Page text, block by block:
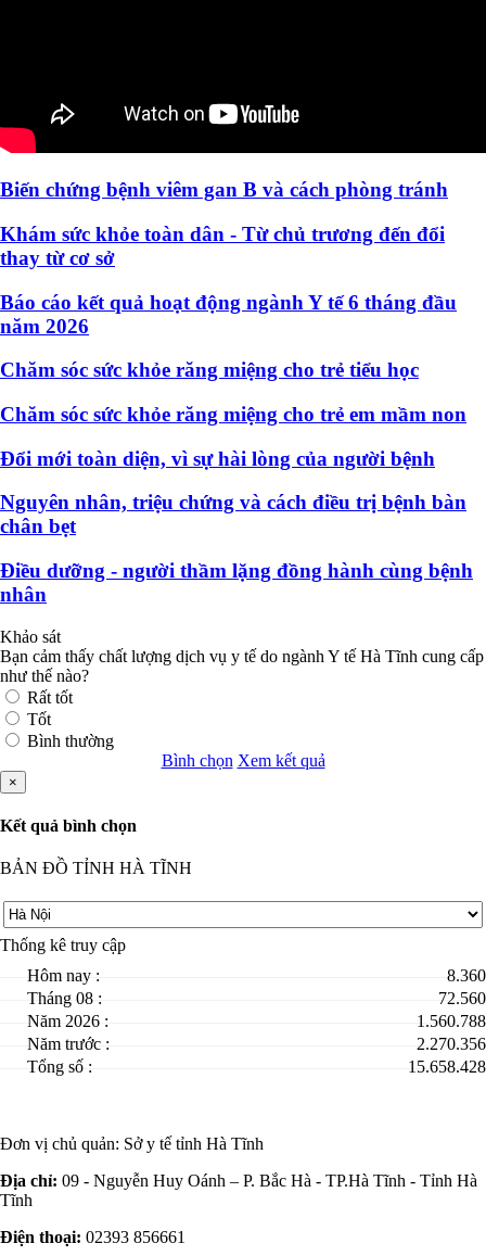
Biến chứng bệnh viêm gan B và cách phòng tránh
Khám sức khỏe toàn dân - Từ chủ trương đến đổi
thay từ cơ sở
Báo cáo kết quả hoạt động ngành Y tế 6 tháng đầu
năm 2026
Chăm sóc sức khỏe răng miệng cho trẻ tiểu học
Chăm sóc sức khỏe răng miệng cho trẻ em mầm non
Đổi mới toàn diện, vì sự hài lòng của người bệnh
Nguyên nhân, triệu chứng và cách điều trị bệnh bàn
chân bẹt
Điều dưỡng - người thầm lặng đồng hành cùng bệnh
nhân
Khảo sát
Bạn cảm thấy chất lượng dịch vụ y tế do ngành Y tế Hà Tĩnh cung cấp
như thế nào?
Rất tốt
Tốt
Bình thường
Bình chọn Xem kết quả
×
Kết quả bình chọn
BẢN ĐỒ TỈNH HÀ TĨNH
Thống kê truy cập
Hôm nay :
8.360
Tháng 08 :
72.560
Năm 2026 :
1.560.788
Năm trước :
2.270.356
Tổng số :
15.658.428
Đơn vị chủ quản: Sở y tế tỉnh Hà Tĩnh
Địa chỉ: 09 - Nguyễn Huy Oánh – P. Bắc Hà - TP.Hà Tĩnh - Tỉnh Hà
Tĩnh
Điện thoại: 02393 856661